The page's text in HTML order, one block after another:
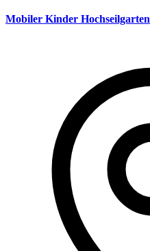
Mobiler Kinder Hochseilgarten